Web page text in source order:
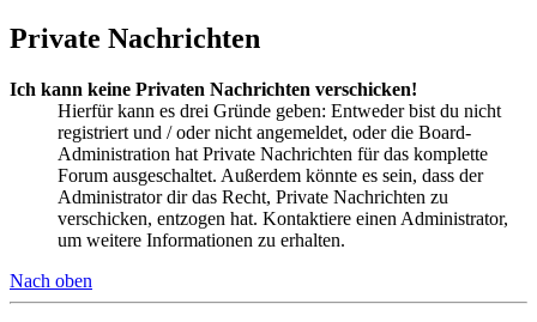
Private Nachrichten
Ich kann keine Privaten Nachrichten verschicken!
Hierfür kann es drei Gründe geben: Entweder bist du nicht
registriert und / oder nicht angemeldet, oder die Board-
Administration hat Private Nachrichten für das komplette
Forum ausgeschaltet. Außerdem könnte es sein, dass der
Administrator dir das Recht, Private Nachrichten zu
verschicken, entzogen hat. Kontaktiere einen Administrator,
um weitere Informationen zu erhalten.
Nach oben